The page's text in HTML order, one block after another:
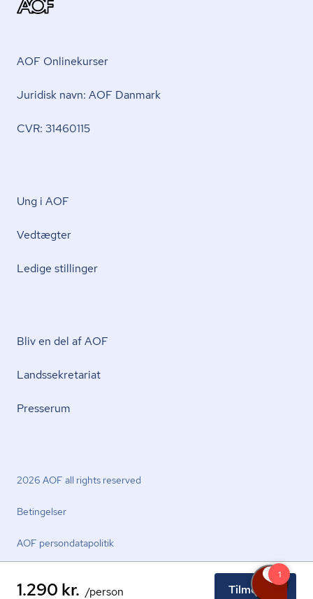
1.290 kr. /person Tilmeld nu
AOF Onlinekurser
Juridisk navn: AOF Danmark
CVR: 31460115
Ung i AOF
Vedtægter
Ledige stillinger
Bliv en del af AOF
Lands­se­kre­ta­ri­at
Presserum
2026 AOF all rights reserved
Betingelser
AOF per­son­da­ta­po­li­tik
facebook.comyoutube.comlinkedin.com